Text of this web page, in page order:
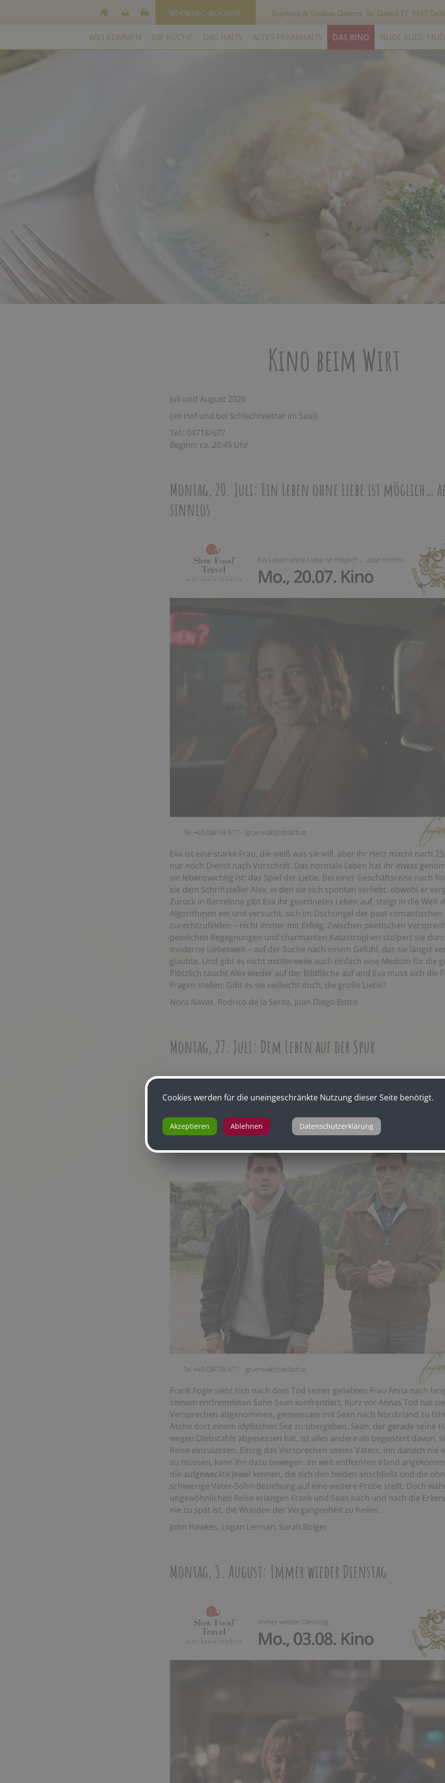
BOOKING /BUCHEN
WILLKOMMEN DIE KÜCHE DAS HAUS ALTES PFARRHAUS DAS KINO NUDL KUDL
Kino beim Wirt
Juli und August 2026
(im Hof und bei Schlechtwetter im Saal)
Tel.: 04718/677
Beginn: ca. 20:45 Uhr
Montag, 20. Juli: Ein Leben ohne Liebe ist möglich…
sinnlos
Eva ist eine starke Frau, die weiß was sie will, aber ihr Herz macht nach 25
nur noch Dienst nach Vorschrift. Das normale Leben hat ihr etwas
sie lebenswichtig ist: das Spiel der Liebe. Bei einer Geschäftsreise nach
sie dem Schriftsteller Alex, in den sie sich spontan verliebt, obwohl er
Zurück in Barcelona gibt Eva ihr geordnetes Leben auf, steigt in die Welt
Algorithmen ein und versucht, sich im Dschungel der post-
zurechtzufinden – nicht immer mit Erfolg. Zwischen poetischen
peinlichen Begegnungen und charmanten Katastrophen stolpert sie
moderne Liebeswelt – auf der Suche nach einem Gefühl, das sie längst
glaubte. Und gibt es nicht mittlerweile auch einfach eine Medizin für die
Plötzlich taucht Alex wieder auf der Bildfläche auf und Eva muss sich die
Fragen stellen: Gibt es sie vielleicht doch, die große Liebe?
Nora Navas, Rodrico de la Serna, Juan Diego Botto
Montag, 27. Juli: Dem Leben auf der Spur
Frank Fogle sieht sich nach dem Tod seiner geliebten Frau Anna nach
seinem entfremdeten Sohn Sean konfrontiert. Kurz vor Annas Tod hat
Versprechen abgenommen, gemeinsam mit Sean nach Nordirland zu
Asche dort einem idyllischen See zu übergeben. Sean, der gerade seine
wegen Diebstahls abgesessen hat, ist alles andere als begeistert davon,
Reise einzulassen. Einzig das Versprechen seines Vaters, ihn danach nie
zu müssen, kann ihn dazu bewegen. Im weit entfernten Irland
die aufgeweckte Jewel kennen, die sich den beiden anschließt und die
schwierige Vater-Sohn-Beziehung auf eine weitere Probe stellt. Doch
ungewöhnlichen Reise erlangen Frank und Sean nach und nach die
nie zu spät ist, die Wunden der Vergangenheit zu heilen.
John Hawkes, Logan Lerman, Sarah Bolger
Montag, 3. August: Immer wieder Dienstag
Cookies werden für die uneingeschränkte Nutzung dieser Seite benötigt.
Akzeptieren Ablehnen Datenschutzerklärung